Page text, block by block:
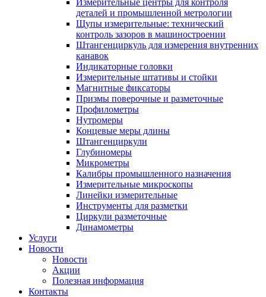
Измерительные центры для контроля
деталей и промышленной метрологии
Щупы измерительные: технический
контроль зазоров в машиностроении
Штангенциркуль для измерения внутренних
канавок
Индикаторные головки
Измерительные штативы и стойки
Магнитные фиксаторы
Призмы поверочные и разметочные
Профилометры
Нутромеры
Концевые меры длины
Штангенциркули
Глубиномеры
Микрометры
Калибры промышленного назначения
Измерительные микроскопы
Линейки измерительные
Инструменты для разметки
Циркули разметочные
Динамометры
Услуги
Новости
Новости
Акции
Полезная информация
Контакты